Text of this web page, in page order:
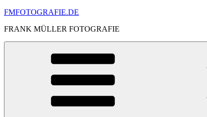
Skip
content
FMFOTOGRAFIE.DE
FRANK MÜLLER FOTOGRAFIE